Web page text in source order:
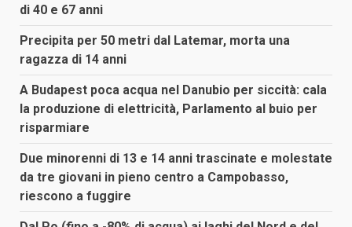
di 40 e 67 anni
Precipita per 50 metri dal Latemar, morta una
ragazza di 14 anni
A Budapest poca acqua nel Danubio per siccità: cala
la produzione di elettricità, Parlamento al buio per
risparmiare
Due minorenni di 13 e 14 anni trascinate e molestate
da tre giovani in pieno centro a Campobasso,
riescono a fuggire